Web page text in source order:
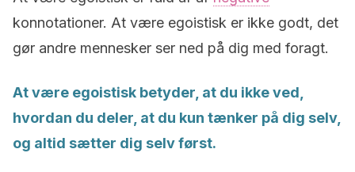
konnotationer. At være egoistisk er ikke godt, det
gør andre mennesker ser ned på dig med foragt.
At være egoistisk betyder, at du ikke ved,
hvordan du deler, at du kun tænker på dig selv,
og altid sætter dig selv først.